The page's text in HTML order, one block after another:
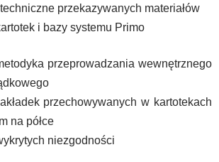
przekazywanych materiałów
i bazy systemu Primo
przeprowadzania wewnętrznego
przechowywanych w kartotekach
na półce
niezgodności